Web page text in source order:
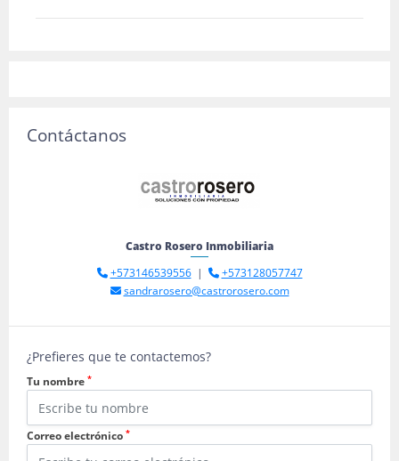
Contáctanos
Castro Rosero Inmobiliaria
+573146539556|
+573128057747
sandrarosero@castrorosero.com
¿Prefieres que te contactemos?
Tu nombre *
Correo electrónico *